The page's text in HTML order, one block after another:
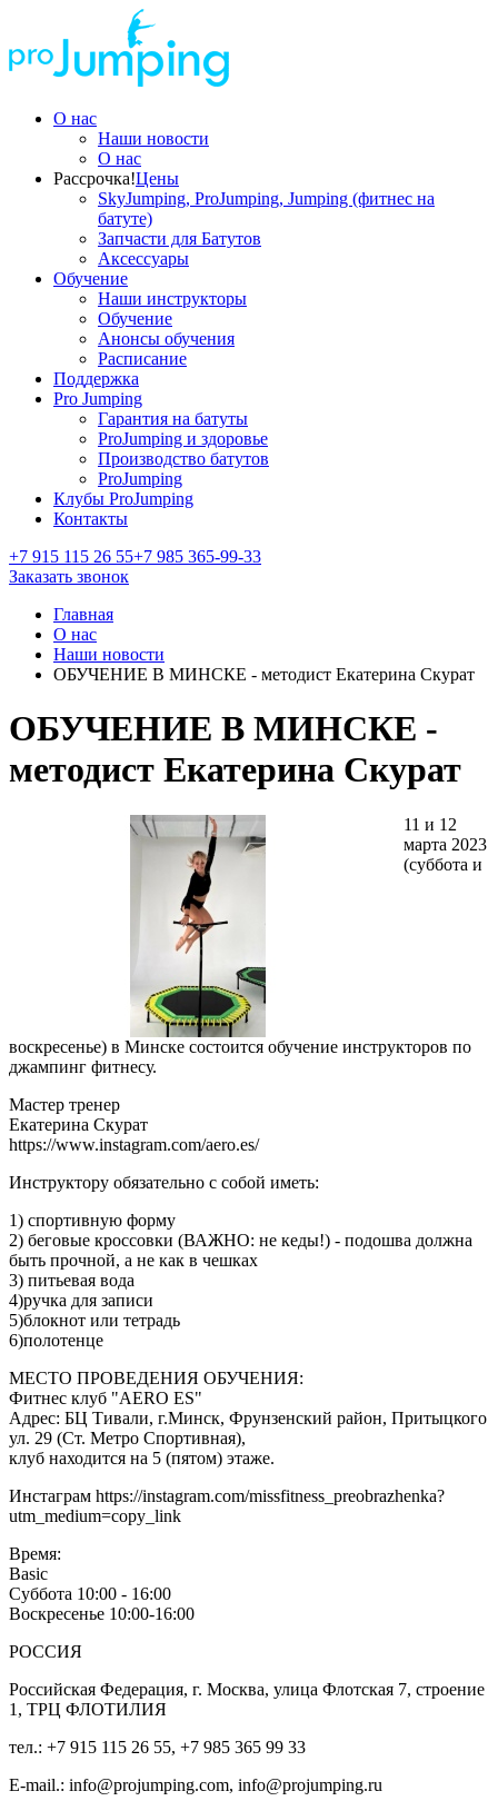
О нас
Наши новости
О нас
Рассрочка!Цены
SkyJumping, ProJumping, Jumping (фитнес на
батуте)
Запчасти для Батутов
Аксессуары
Обучение
Наши инструкторы
Обучение
Анонсы обучения
Расписание
Поддержка
Pro Jumping
Гарантия на батуты
ProJumping и здоровье
Производство батутов
ProJumping
Клубы ProJumping
Контакты
+7 915 115 26 55+7 985 365-99-33
Заказать звонок
Главная
О нас
Наши новости
ОБУЧЕНИЕ В МИНСКЕ - методист Екатерина Скурат
ОБУЧЕНИЕ В МИНСКЕ -
методист Екатерина Скурат
11 и 12
марта 2023
(суббота и
воскресенье) в Минске состоится обучение инструкторов по
джампинг фитнесу.
Мастер тренер
Екатерина Скурат
https://www.instagram.com/aero.es/
Инструктору обязательно с собой иметь:
1) спортивную форму
2) беговые кроссовки (ВАЖНО: не кеды!) - подошва должна
быть прочной, а не как в чешках
3) питьевая вода
4)ручка для записи
5)блокнот или тетрадь
6)полотенце
МЕСТО ПРОВЕДЕНИЯ ОБУЧЕНИЯ:
Фитнес клуб "AERO ES"
Адрес: БЦ Тивали, г.Минск, Фрунзенский район, Притыцкого
ул. 29 (Ст. Метро Спортивная),
клуб находится на 5 (пятом) этаже.
Инстаграм https://instagram.com/missfitness_preobrazhenka?
utm_medium=copy_link
Время:
Basic
Суббота 10:00 - 16:00
Воскресенье 10:00-16:00
РОССИЯ
Российская Федерация, г. Москва, улица Флотская 7, строение
1, ТРЦ ФЛОТИЛИЯ
тел.: +7 915 115 26 55, +7 985 365 99 33
E-mail.: info@projumping.com, info@projumping.ru